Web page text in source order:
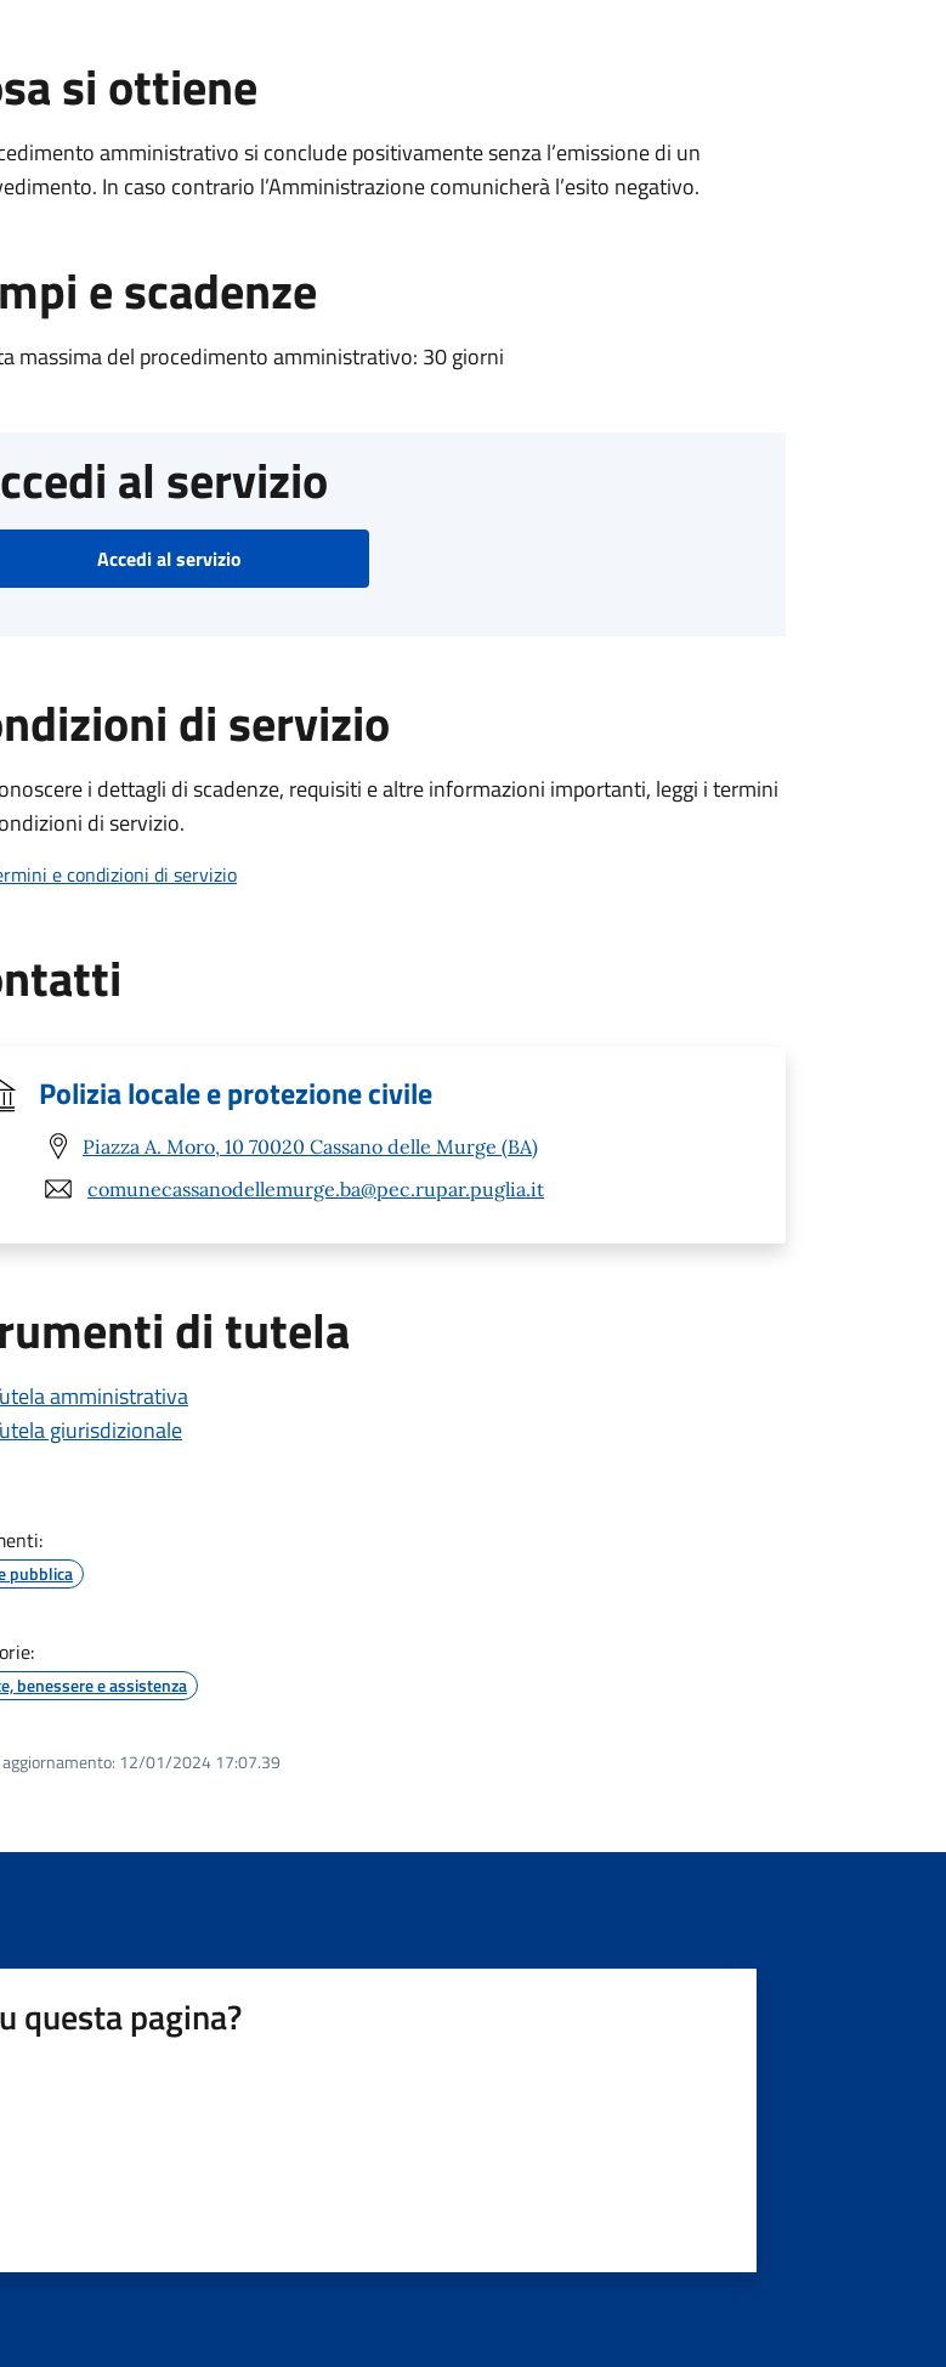
si ottiene
amministrativo si conclude positivamente senza l’emissione di un
In caso contrario l’Amministrazione comunicherà l’esito negativo.
e scadenze
massima del procedimento amministrativo: 30 giorni
al servizio
Accedi al servizio
di servizio
i dettagli di scadenze, requisiti e altre informazioni importanti, leggi i termini
di servizio.
e condizioni di servizio
Polizia locale e protezione civile
Piazza A. Moro, 10 70020 Cassano delle Murge (BA)
comunecassanodellemurge.ba@pec.rupar.puglia.it
di tutela
amministrativa
giurisdizionale
pubblica
benessere e assistenza
12/01/2024 17:07.39
questa pagina?